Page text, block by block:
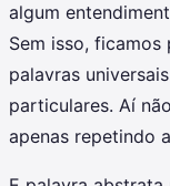
algum
Sem isso,
palavras
particulares. Aí
apenas repetindo